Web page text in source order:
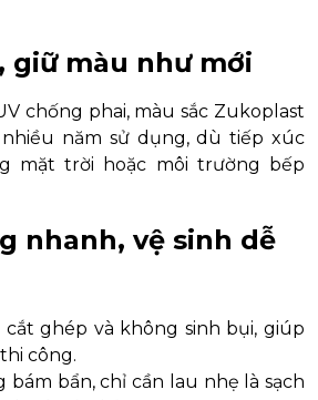
giữ màu như mới
chống phai, màu sắc Zukoplast
năm sử dụng, dù tiếp xúc
mặt trời hoặc môi trường bếp
nhanh, vệ sinh dễ
ghép và không sinh bụi, giúp
công.
bám bẩn, chỉ cần lau nhẹ là sạch